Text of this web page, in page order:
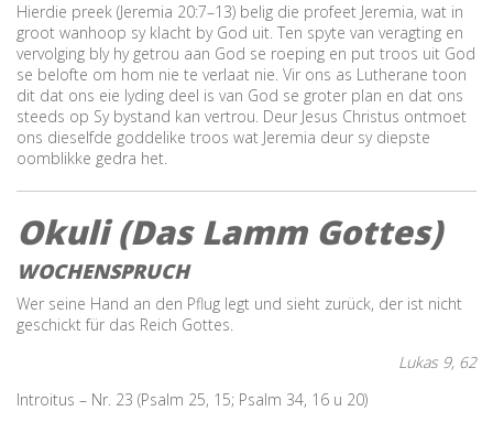
Hierdie preek (Jeremia 20:7–13) belig die profeet Jeremia, wat in
groot wanhoop sy klacht by God uit. Ten spyte van veragting en
vervolging bly hy getrou aan God se roeping en put troos uit God
se belofte om hom nie te verlaat nie. Vir ons as Lutherane toon
dit dat ons eie lyding deel is van God se groter plan en dat ons
steeds op Sy bystand kan vertrou. Deur Jesus Christus ontmoet
ons dieselfde goddelike troos wat Jeremia deur sy diepste
oomblikke gedra het.
Okuli (Das Lamm Gottes)
WOCHENSPRUCH
Wer seine Hand an den Pflug legt und sieht zurück, der ist nicht
geschickt für das Reich Gottes.
Lukas 9, 62
Introitus – Nr. 23 (Psalm 25, 15; Psalm 34, 16 u 20)